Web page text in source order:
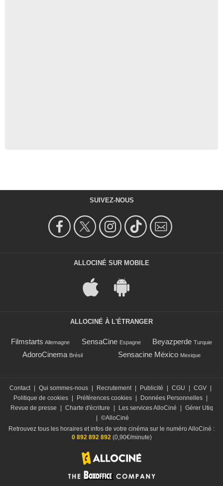
SUIVEZ-NOUS
ALLOCINÉ SUR MOBILE
ALLOCINÉ À L'ÉTRANGER
Filmstarts Allemagne SensaCine Espagne Beyazperde Turquie
AdoroCinema Brésil Sensacine México Mexique
Contact | Qui sommes-nous | Recrutement | Publicité | CGU | CGV |
Politique de cookies | Préférences cookies | Données Personnelles |
Revue de presse
| Charte d'écriture | Les services AlloCiné | Gérer Utiq
| ©AlloCiné
Retrouvez tous les horaires et infos de votre cinéma sur le numéro AlloCiné :
0 892 892 892 (0,90€/minute)